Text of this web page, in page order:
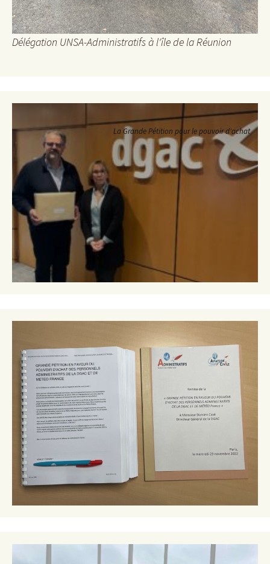
Délégation UNSA-Administratifs à l'île de la Réunion
La Grande Pétition pour le pouvoir d'achat